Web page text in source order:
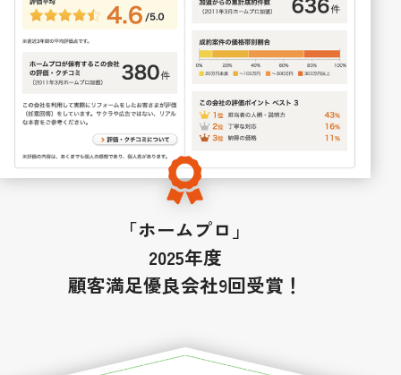
「ホームプロ」
2025年度
顧客満足優良会社9回受賞！